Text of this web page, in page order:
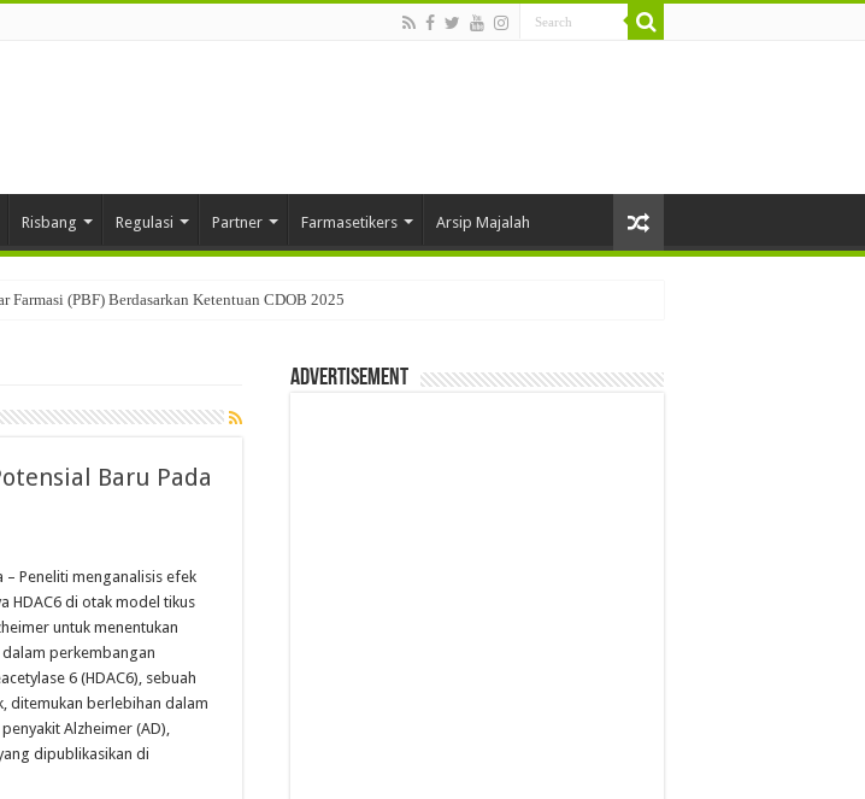
Risbang Regulasi Partner Farmasetikers Arsip Majalah
Farmasi (PBF) Berdasarkan Ketentuan CDOB 2025
Baru Pada
– Peneliti menganalisis efek
HDAC6 di otak model tikus
untuk menentukan
perkembangan
6 (HDAC6), sebuah
ditemukan berlebihan dalam
Alzheimer (AD),
dipublikasikan di
Advertisement